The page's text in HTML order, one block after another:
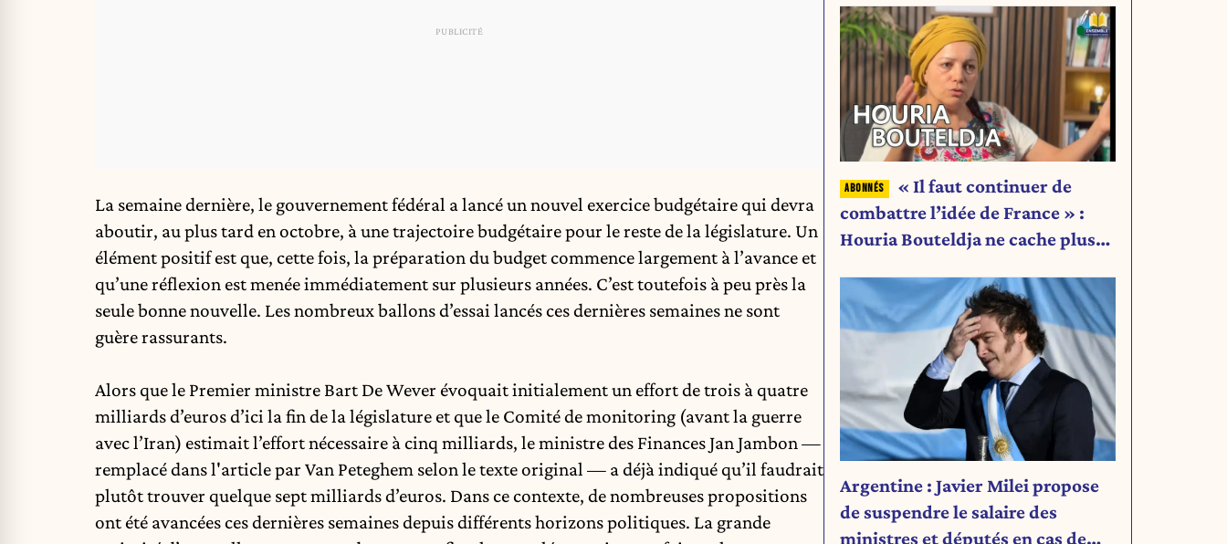
La semaine dernière, le gouvernement fédéral a lancé un nouvel exercice budgétaire qui devra
aboutir, au plus tard en octobre, à une trajectoire budgétaire pour le reste de la législature. Un
élément positif est que, cette fois, la préparation du budget commence largement à l’avance et
qu’une réflexion est menée immédiatement sur plusieurs années. C’est toutefois à peu près la
seule bonne nouvelle. Les nombreux ballons d’essai lancés ces dernières semaines ne sont
guère rassurants.
Alors que le Premier ministre Bart De Wever évoquait initialement un effort de trois à quatre
milliards d’euros d’ici la fin de la législature et que le Comité de monitoring (avant la guerre
avec l’Iran) estimait l’effort nécessaire à cinq milliards, le ministre des FinancesJan Jambon—
remplacé dans l'article par Van Peteghem selon le texte original — a déjà indiqué qu’il faudrait
plutôt trouver quelque sept milliards d’euros. Dans ce contexte, de nombreuses propositions
ont été avancées ces dernières semaines depuis différents horizons politiques. La grande
« Il faut continuer de
combattre l’idée de France » :
Houria Bouteldja ne cache plus
Argentine : Javier Milei propose
de suspendre le salaire des
ministres et députés en cas de